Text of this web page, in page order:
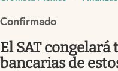
Pc y celular
Confirmado
El SAT congelará
bancarias de